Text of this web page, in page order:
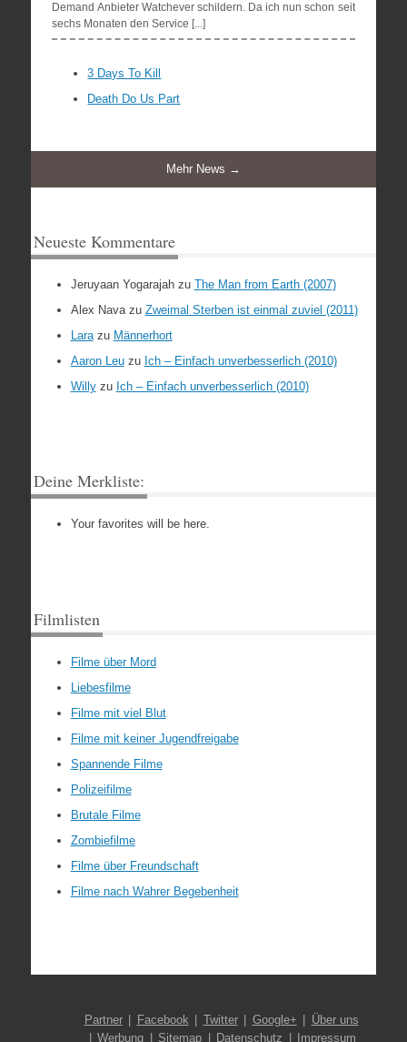
Demand Anbieter Watchever schildern. Da ich nun schon seit
sechs Monaten den Service [...]
3 Days To Kill
Death Do Us Part
Mehr News →
Neueste Kommentare
Jeruyaan Yogarajahzu The Man from Earth (2007)
Alex Navazu Zweimal Sterben ist einmal zuviel (2011)
Larazu Männerhort
Aaron Leuzu Ich – Einfach unverbesserlich (2010)
Willyzu Ich – Einfach unverbesserlich (2010)
Deine Merkliste:
Your favorites will be here.
Filmlisten
Filme über Mord
Liebesfilme
Filme mit viel Blut
Filme mit keiner Jugendfreigabe
Spannende Filme
Polizeifilme
Brutale Filme
Zombiefilme
Filme über Freundschaft
Filme nach Wahrer Begebenheit
Partner Facebook Twitter Google+
Über uns
Werbung
Sitemap Datenschutz Impressum